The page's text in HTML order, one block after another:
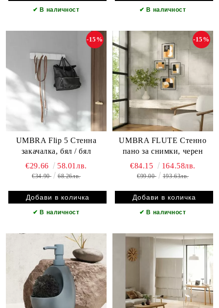
✔ В наличност ✔ В наличност
UMBRA Flip 5 Стенна
закачалка, бял / бял
-15%
€29.66 58.01лв.
€34.90 68.26лв.
✔ В наличност
UMBRA FLUTE Стенно
пано за снимки, черен
-15%
€84.15 164.58лв.
€99.00 193.63лв.
✔ В наличност